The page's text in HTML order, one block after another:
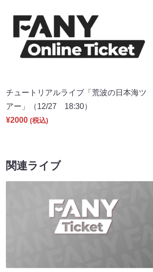
チュートリアルライブ「荒波の日本海ツ
アー」（12/27 18:30）
¥2000 (税込)
関連ライブ